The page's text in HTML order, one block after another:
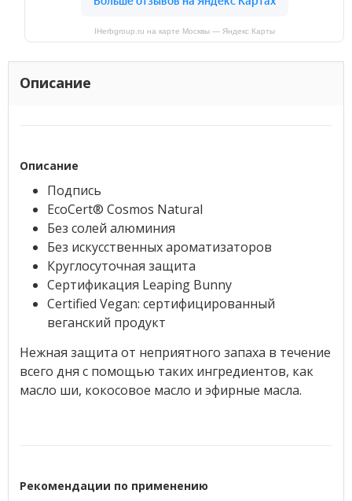
IHerbgroup.ru на карте Москвы — Яндекс Карты
Описание
Описание
Подпись
EcoCert® Cosmos Natural
Без солей алюминия
Без искусственных ароматизаторов
Круглосуточная защита
Сертификация Leaping Bunny
Certified Vegan: сертифицированный
веганский продукт
Нежная защита от неприятного запаха в течение
всего дня с помощью таких ингредиентов, как
масло ши, кокосовое масло и эфирные масла.
Рекомендации по применению